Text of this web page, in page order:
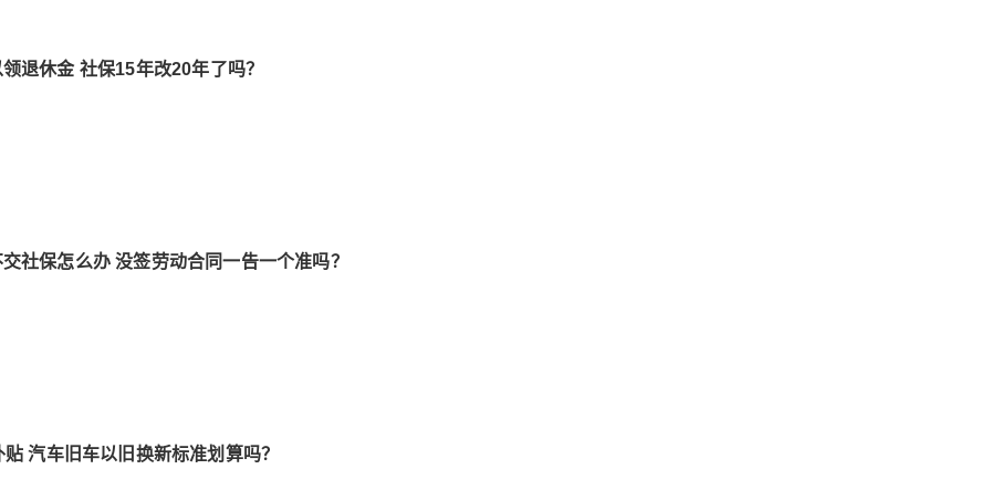
退休金 社保15年改20年了吗？
社保怎么办 没签劳动合同一告一个准吗？
汽车旧车以旧换新标准划算吗？